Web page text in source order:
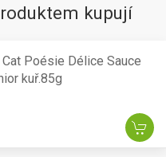
kupují
Poésie Délice Sauce
kuř.85g